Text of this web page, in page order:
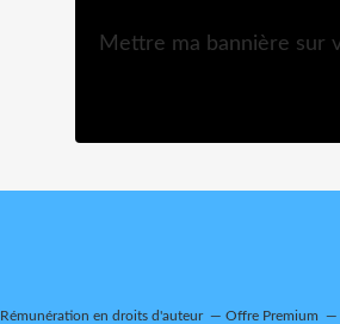
Mettre ma bannière sur
Rémunération en droits d'auteur Offre Premium